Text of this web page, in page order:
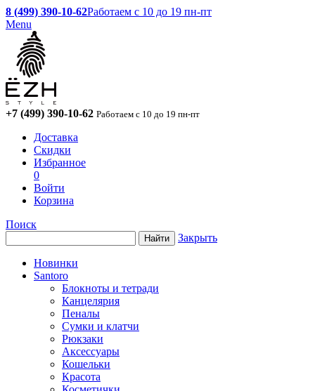
8 (499) 390-10-62Работаем с 10 до 19 пн-пт
Menu
+7 (499) 390-10-62 Работаем с 10 до 19 пн-пт
Доставка
Скидки
Избранное
0
Войти
Корзина
Поиск
Закрыть
Новинки
Santoro
Блокноты и тетради
Канцелярия
Пеналы
Сумки и клатчи
Рюкзаки
Аксессуары
Кошельки
Красота